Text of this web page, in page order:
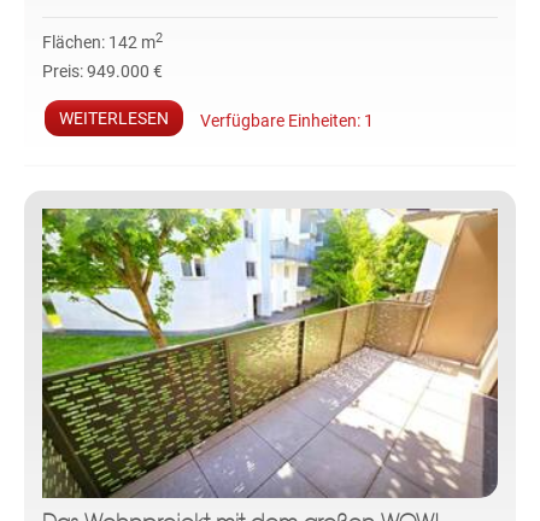
Flächen: 142 m2
Preis:949.000 €
WEITERLESEN Verfügbare Einheiten: 1